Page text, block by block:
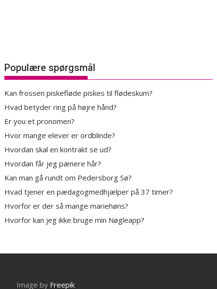
Populære spørgsmål
Kan frossen piskefløde piskes til flødeskum?
Hvad betyder ring på højre hånd?
Er you et pronomen?
Hvor mange elever er ordblinde?
Hvordan skal en kontrakt se ud?
Hvordan får jeg pænere hår?
Kan man gå rundt om Pedersborg Sø?
Hvad tjener en pædagogmedhjælper på 37 timer?
Hvorfor er der så mange mariehøns?
Hvorfor kan jeg ikke bruge min Nøgleapp?
Image by Freepik